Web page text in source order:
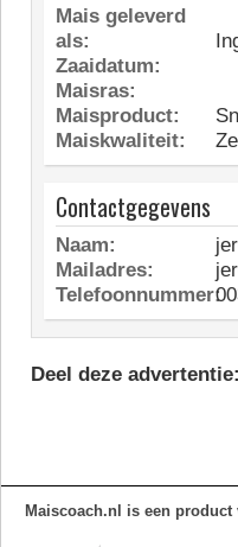
Mais geleverd
als:
Zaaidatum:
Maisras:
Maisproduct:
Maiskwaliteit:
Contactgegevens
Naam:
Mailadres:
Telefoonnummer:
Deel deze advertentie:
Maiscoach.nl is een product